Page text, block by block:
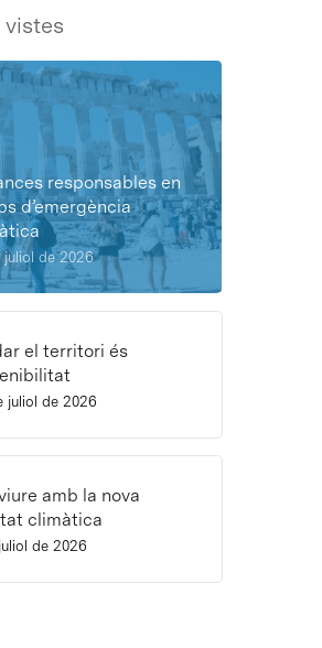
vistes
responsables en
d’emergència
juliol de 2026
el territori és
juliol de 2026
amb la nova
climàtica
de 2026